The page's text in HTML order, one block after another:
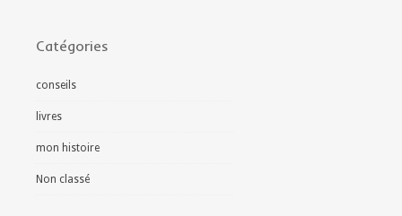
Catégories
conseils
livres
mon histoire
Non classé